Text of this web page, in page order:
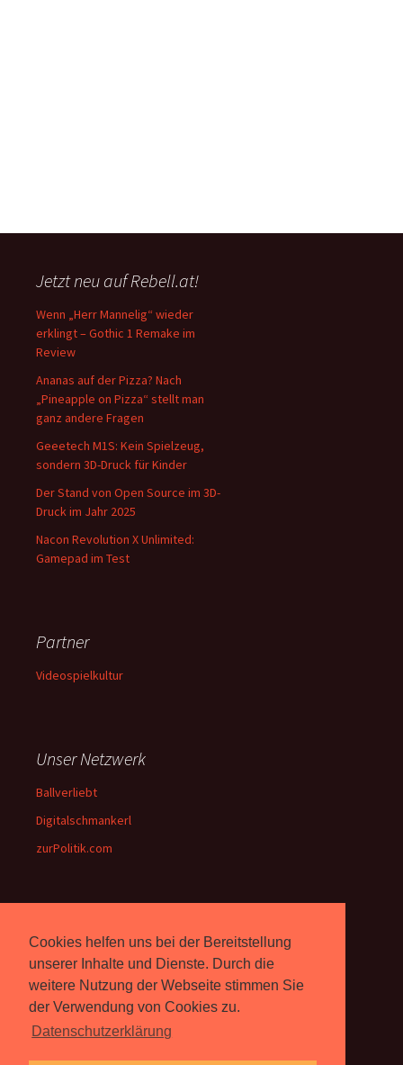
Cookies helfen uns bei der Bereitstellung
unserer Inhalte und Dienste. Durch die
weitere Nutzung der Webseite stimmen Sie
der Verwendung von Cookies zu.
Datenschutzerklärung
Jetzt neu auf Rebell.at!
Wenn „Herr Mannelig“ wieder
erklingt – Gothic 1 Remake im
Review
Ananas auf der Pizza? Nach
„Pineapple on Pizza“ stellt man
ganz andere Fragen
Geeetech M1S: Kein Spielzeug,
sondern 3D-Druck für Kinder
Der Stand von Open Source im 3D-
Druck im Jahr 2025
Nacon Revolution X Unlimited:
Gamepad im Test
Partner
Videospielkultur
Unser Netzwerk
Ballverliebt
Digitalschmankerl
zurPolitik.com
Über Uns
Rebell.atberichtet seit 2003
unabhängig über Computer- und
Videospiele. ( Impressum)